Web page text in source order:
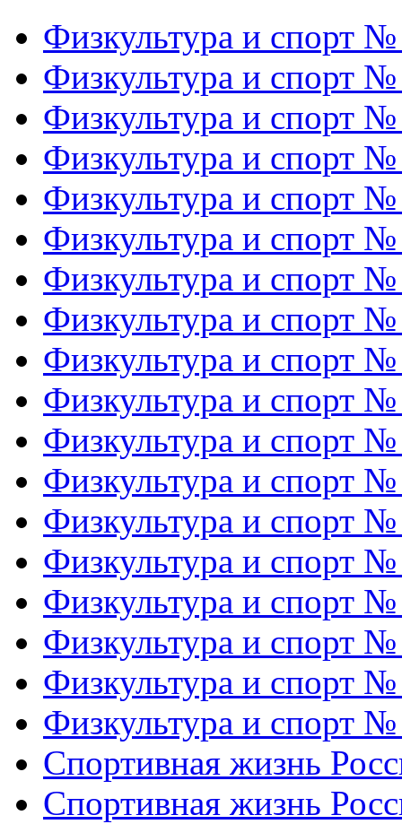
Физкультура и спорт
Физкультура и спорт
Физкультура и спорт
Физкультура и спорт
Физкультура и спорт
Физкультура и спорт
Физкультура и спорт
Физкультура и спорт
Физкультура и спорт
Физкультура и спорт
Физкультура и спорт
Физкультура и спорт
Физкультура и спорт
Физкультура и спорт
Физкультура и спорт
Физкультура и спорт
Физкультура и спорт
Физкультура и спорт
Спортивная жизнь
Спортивная жизнь